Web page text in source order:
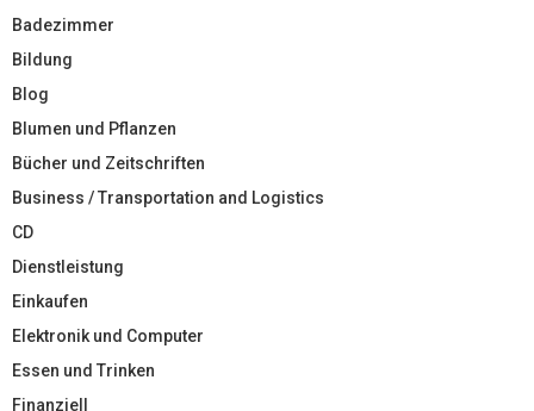
Badezimmer
Bildung
Blog
Blumen und Pflanzen
Bücher und Zeitschriften
Business / Transportation and Logistics
CD
Dienstleistung
Einkaufen
Elektronik und Computer
Essen und Trinken
Finanziell